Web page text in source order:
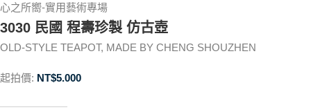
心之所嚮-實用藝術專場
3030 民國 程壽珍製 仿古壺
OLD-STYLE TEAPOT, MADE BY CHENG SHOUZHEN
起拍價: NT$5.000